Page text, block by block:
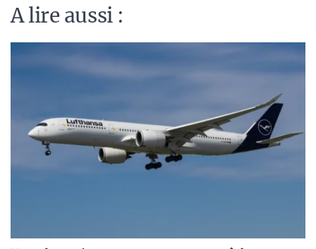
A lire aussi :